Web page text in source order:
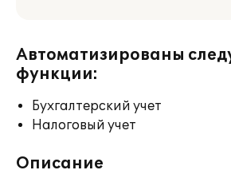
Автоматизированы
функции:
Бухгалтерский учет
Налоговый учет
Описание